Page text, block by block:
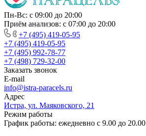
Пн-Вс: с 09:00 до 20:00
Приём анализов: с 07:00 до 20:00
+7 (495) 419-05-95
+7 (495) 419-05-95
+7 (495) 992-78-77
+7 (498) 729-32-00
Заказать звонок
E-mail
info@istra-paracels.ru
Адрес
Истра, ул. Маяковского, 21
Режим работы
График работы: ежедневно с 9.00 до 20.00